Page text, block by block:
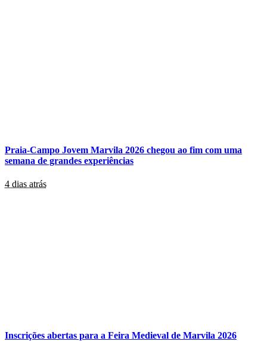
Praia-Campo Jovem Marvila 2026 chegou ao fim com uma
semana de grandes experiências
4 dias atrás
Inscrições abertas para a Feira Medieval de Marvila 2026